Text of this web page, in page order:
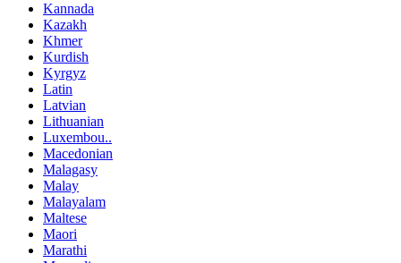
Kannada
Kazakh
Khmer
Kurdish
Kyrgyz
Latin
Latvian
Lithuanian
Luxembou..
Macedonian
Malagasy
Malay
Malayalam
Maltese
Maori
Marathi